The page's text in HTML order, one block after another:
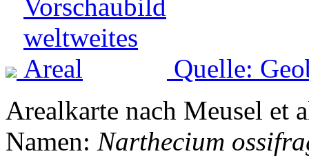
Quelle:
Arealkarte nach Meusel et
Namen: Narthecium